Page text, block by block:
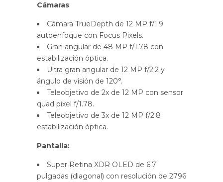
Cámaras:
Cámara TrueDepth de 12 MP f/1.9
autoenfoque con Focus Pixels.
Gran angular de 48 MP f/1.78 con
estabilización óptica.
Ultra gran angular de 12 MP f/2.2 y
ángulo de visión de 120°.
Teleobjetivo de 2x de 12 MP con sensor
quad pixel f/1.78.
Teleobjetivo de 3x de 12 MP f/2.8
estabilización óptica.
Pantalla:
Super Retina XDR OLED de 6.7
pulgadas (diagonal) con resolución de 2796